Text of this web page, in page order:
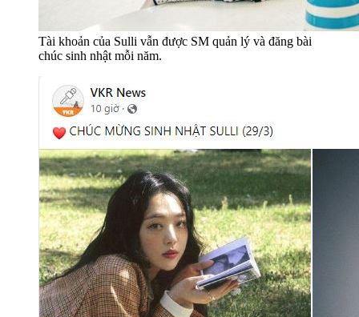
Tài khoản của Sulli vẫn được SM quản lý và đăng bài
chúc sinh nhật mỗi năm.